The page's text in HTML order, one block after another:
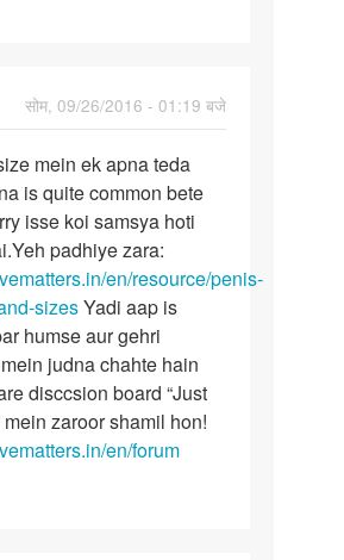
सोम, 09/26/2016 - 01:19 बजे
mein ek apna teda
is quite common bete
isse koi samsya hoti
padhiye zara:
en/resource/penis-
sizesYadi aap is
humse aur gehri
judna chahte hain
disccsion board “Just
mein zaroor shamil hon!
en/forum